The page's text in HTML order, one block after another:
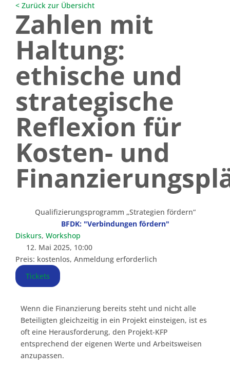
< Zurück zur Übersicht
Zahlen mit
Haltung:
ethische und
strategische
Reflexion für
Kosten- und
Qualifizierungsprogramm „Strategien fördern“
BFDK: "Verbindungen fördern"
Diskurs, Workshop
12. Mai 2025, 10:00
Preis: kostenlos, Anmeldung erforderlich
Tickets
Wenn die Finanzierung bereits steht und nicht alle
Beteiligten gleichzeitig in ein Projekt einsteigen, ist es
oft eine Herausforderung, den Projekt-KFP
entsprechend der eigenen Werte und Arbeitsweisen
anzupassen.